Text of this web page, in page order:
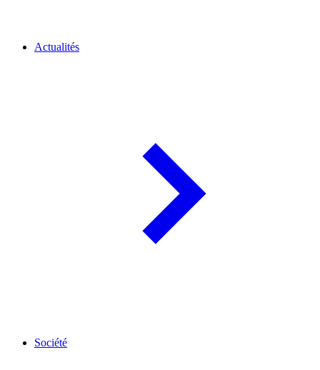
Actualités
Société